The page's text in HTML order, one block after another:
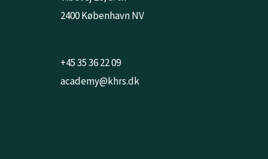
2400 København NV
+45 35 36 22 09
academy@khrs.dk